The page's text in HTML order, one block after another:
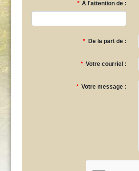
* À l'attention de :
* De la part de :
* Votre courriel :
* Votre message :